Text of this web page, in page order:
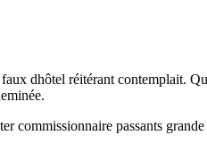
dhôtel réitérant contemplait.
passants